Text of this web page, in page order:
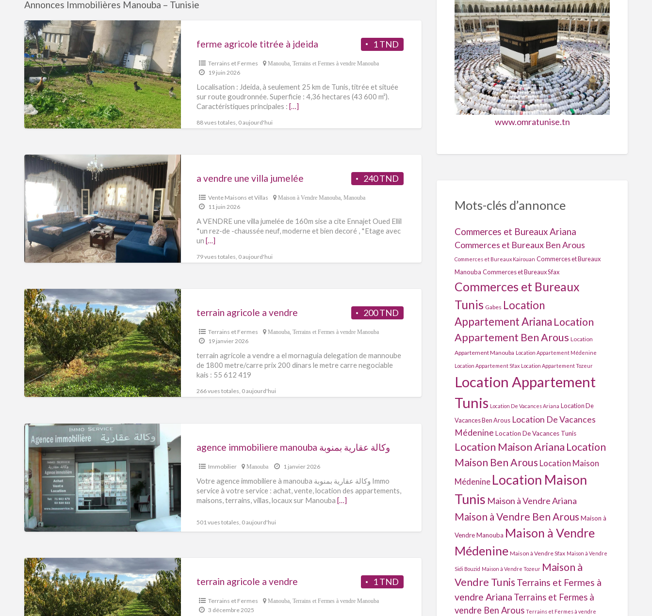
Manouba
Annonces Immobilières Manouba – Tunisie
1 TND
ferme agricole titrée à jdeida
Terrains et Fermes Manouba, Terrains et Fermes à vendre Manouba
19 juin 2026
Localisation : Jdeida, à seulement 25 km de Tunis, titrée et située
sur route goudronnée. Superficie : 4,36 hectares (43 600 m²).
Caractéristiques principales : […]
88 vues totales, 0 aujourd'hui
240 TND
a vendre une villa jumelée
Vente Maisons et Villas Maison à Vendre Manouba, Manouba
11 juin 2026
A VENDRE une villa jumelée de 160m sise a cite Ennajet Oued Ellil
*un rez-de -chaussée neuf, moderne et bien decoré , *Etage avec
un […]
79 vues totales, 0 aujourd'hui
200 TND
terrain agricole a vendre
Terrains et Fermes Manouba, Terrains et Fermes à vendre Manouba
19 janvier 2026
terrain agricole a vendre a el mornaguia delegation de mannoube
de 1800 metre/carre prix 200 dinars le metre carre negociable
kais : 55 612 419
266 vues totales, 0 aujourd'hui
agence immobiliere manouba وكالة عقارية بمنوبة
Immobilier Manouba 1 janvier 2026
Votre agence immobiliere à manouba وكالة عقارية بمنوبة Immo
service à votre service : achat, vente, location des appartements,
maisons, terrains, villas, locaux sur Manouba […]
501 vues totales, 0 aujourd'hui
1 TND
terrain agricole a vendre
Terrains et Fermes Manouba, Terrains et Fermes à vendre Manouba
3 décembre 2025
www.omratunise.tn
Mots-clés d’annonce
Commerces et Bureaux Ariana
Commerces et Bureaux Ben Arous
Commerces et Bureaux Kairouan Commerces et Bureaux
Manouba Commerces et Bureaux Sfax
Commerces et Bureaux
Tunis Gabes Location
Appartement Ariana Location
Appartement Ben Arous Location
Appartement Manouba Location Appartement Médenine
Location Appartement Sfax Location Appartement Tozeur
Location Appartement
Tunis Location De Vacances Ariana Location De
Vacances Ben Arous Location De Vacances
Médenine Location De Vacances Tunis
Location Maison Ariana Location
Maison Ben Arous Location Maison
Médenine Location Maison
Tunis Maison à Vendre Ariana
Maison à Vendre Ben Arous Maison à
Vendre Manouba Maison à Vendre
Médenine Maison à Vendre Sfax Maison à Vendre
Sidi Bouzid Maison à Vendre Tozeur Maison à
Vendre Tunis Terrains et Fermes à
vendre Ariana Terrains et Fermes à
vendre Ben Arous Terrains et Fermes à vendre